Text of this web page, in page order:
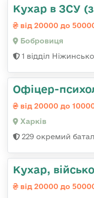
Кухар в ЗСУ
від 20000 до
Бобровиця
1 відділ
Офіцер-
від 20000 до
Харків
229 окремий
Кухар,
від 20000 до